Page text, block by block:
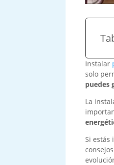
Instalar
solo
puedes
La
Si estás